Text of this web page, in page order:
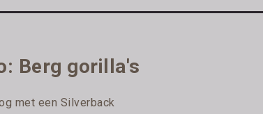
Berg gorilla's
met een Silverback